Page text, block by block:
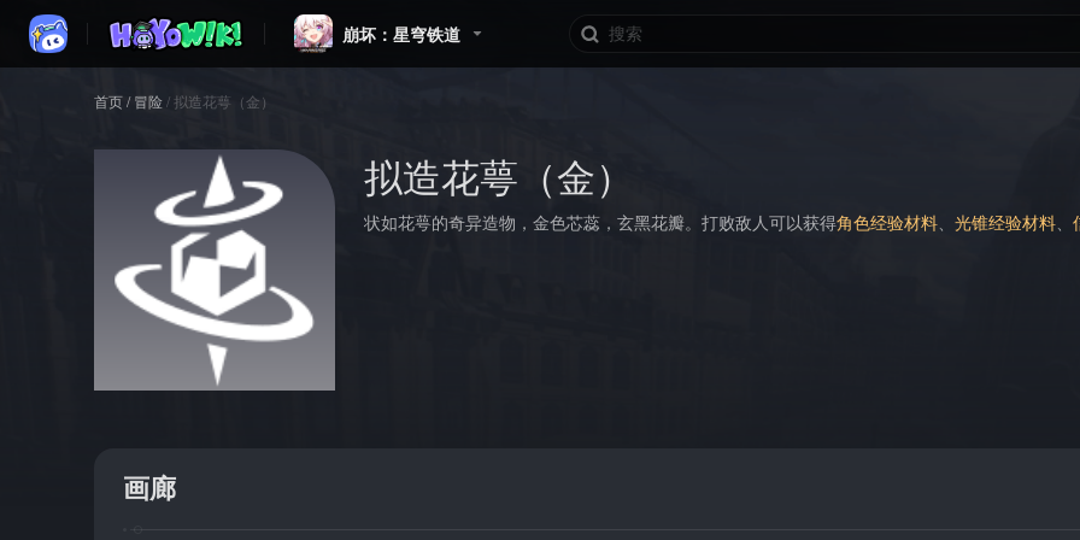
崩坏：星穹铁道
首页/ 冒险/ 拟造花萼（金）
拟造花萼（金）
状如花萼的奇异造物，金色芯蕊，玄黑花瓣。打败敌人可以获得角色经验材料、 光锥经验材料、
画廊